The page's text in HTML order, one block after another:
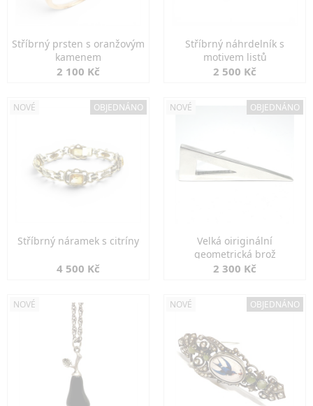
Stříbrný prsten s oranžovým
kamenem
2 100 Kč
Stříbrný náhrdelník s
motivem listů
2 500 Kč
NOVÉ OBJEDNÁNO
Stříbrný náramek s citríny
4 500 Kč
NOVÉ OBJEDNÁNO
Velká oiriginální
geometrická brož
2 300 Kč
NOVÉ NOVÉ OBJEDNÁNO